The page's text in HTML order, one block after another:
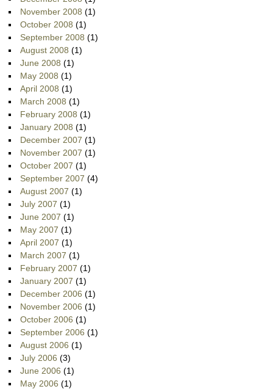
November 2008 (1)
October 2008 (1)
September 2008 (1)
August 2008 (1)
June 2008 (1)
May 2008 (1)
April 2008 (1)
March 2008 (1)
February 2008 (1)
January 2008 (1)
December 2007 (1)
November 2007 (1)
October 2007 (1)
September 2007 (4)
August 2007 (1)
July 2007 (1)
June 2007 (1)
May 2007 (1)
April 2007 (1)
March 2007 (1)
February 2007 (1)
January 2007 (1)
December 2006 (1)
November 2006 (1)
October 2006 (1)
September 2006 (1)
August 2006 (1)
July 2006 (3)
June 2006 (1)
May 2006 (1)